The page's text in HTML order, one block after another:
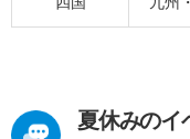
夏休みのイ